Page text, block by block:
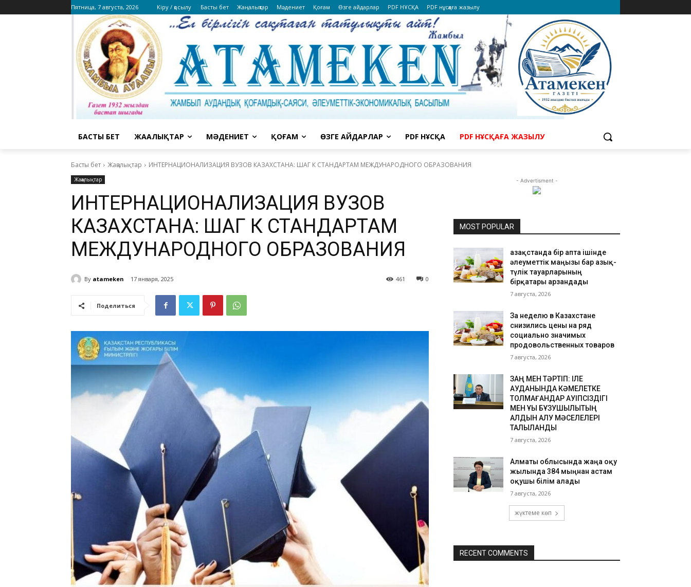
Пятница, 7 августа, 2026 Кіру / қосылу Басты бет Жаңалықтар Мәдениет Қоғам Өзге айдарлар PDF НҰСҚА PDF нұсқаға жазылу
БАСТЫ БЕТ ЖАҢАЛЫҚТАР МӘДЕНИЕТ ҚОҒАМ ӨЗГЕ АЙДАРЛАР PDF НҰСҚА PDF НҰСҚАҒА ЖАЗЫЛУ
Басты бет Жаңалықтар ИНТЕРНАЦИОНАЛИЗАЦИЯ ВУЗОВ КАЗАХСТАНА: ШАГ К СТАНДАРТАМ МЕЖДУНАРОДНОГО ОБРАЗОВАНИЯ
Жаңалықтар
ИНТЕРНАЦИОНАЛИЗАЦИЯ ВУЗОВ
КАЗАХСТАНА: ШАГ К СТАНДАРТАМ
МЕЖДУНАРОДНОГО ОБРАЗОВАНИЯ
By atameken 17 января, 2025 0
461
Поделиться
- Advertisment -
MOST POPULAR
Қазақстанда бір апта ішінде
әлеуметтік маңызы бар азық-
түлік тауарларының
бірқатары арзандады
7 августа, 2026
За неделю в Казахстане
снизились цены на ряд
социально значимых
продовольственных товаров
7 августа, 2026
ЗАҢ МЕН ТӘРТІП: ІЛЕ
АУДАНЫНДА КӘМЕЛЕТКЕ
ТОЛМАҒАНДАР ҚАУІПСІЗДІГІ
МЕН ҚҰҚЫҚ БҰЗУШЫЛЫҚТЫҢ
АЛДЫН АЛУ МӘСЕЛЕЛЕРІ
ТАЛҚЫЛАНДЫ
7 августа, 2026
Алматы облысында жаңа оқу
жылында 384 мыңнан астам
оқушы білім алады
7 августа, 2026
жүктеме көп
RECENT COMMENTS